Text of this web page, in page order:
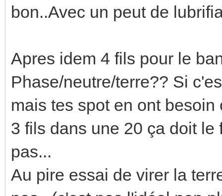
bon..Avec un peut de
Apres idem 4 fils pour le
Phase/neutre/terre?? Si
mais tes spot en ont
3 fils dans une 20 ça doit
pas...
Au pire essai de virer la